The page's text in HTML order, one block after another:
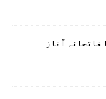
فاتحانہ آغاز